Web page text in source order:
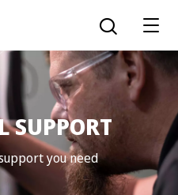
打开搜索
SUPPORT
you need